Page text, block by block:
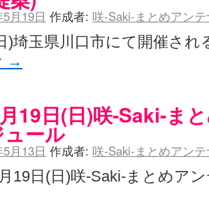
月19日 作成者: 咲-Saki-まとめアン
)埼玉県川口市にて開催さ
→
19日(日)咲-Saki-ま
ール
月13日 作成者: 咲-Saki-まとめアン
19日(日)咲-Saki-まとめア